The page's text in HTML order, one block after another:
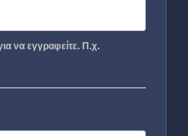
να εγγραφείτε. Π.χ.